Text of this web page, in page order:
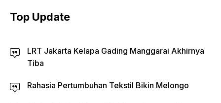
Top Update
LRT Jakarta Kelapa Gading Manggarai Akhirnya
Tiba
Rahasia Pertumbuhan Tekstil Bikin Melongo